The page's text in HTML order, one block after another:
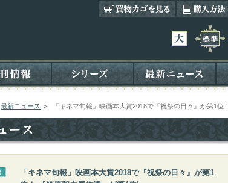
最新ニュース ＞ 「キネマ旬報」映画本大賞2018で『祝祭の日々』が第1
「キネマ旬報」映画本大賞2018で『祝祭の日々』が第1